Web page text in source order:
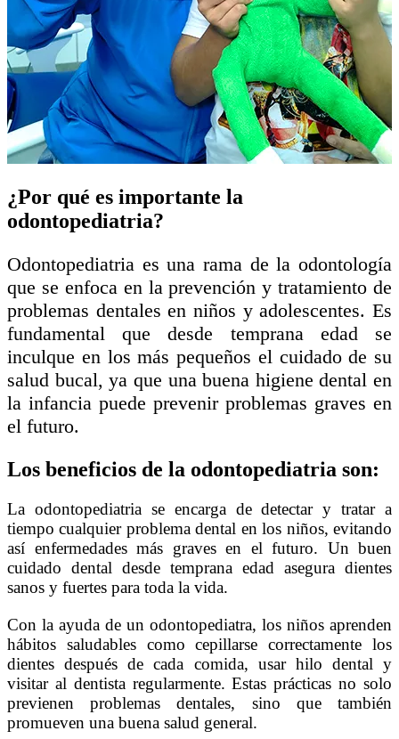
¿Por qué es importante la
odontopediatria?
Odontopediatria es una rama de la odontología
que se enfoca en la prevención y tratamiento de
problemas dentales en niños y adolescentes. Es
fundamental que desde temprana edad se
inculque en los más pequeños el cuidado de su
salud bucal, ya que una buena higiene dental en
la infancia puede prevenir problemas graves en
el futuro.
Los beneficios de la odontopediatria son:
La odontopediatria se encarga de detectar y tratar a
tiempo cualquier problema dental en los niños, evitando
así enfermedades más graves en el futuro. Un buen
cuidado dental desde temprana edad asegura dientes
sanos y fuertes para toda la vida.
Con la ayuda de un odontopediatra, los niños aprenden
hábitos saludables como cepillarse correctamente los
dientes después de cada comida, usar hilo dental y
visitar al dentista regularmente. Estas prácticas no solo
previenen problemas dentales, sino que también
promueven una buena salud general.